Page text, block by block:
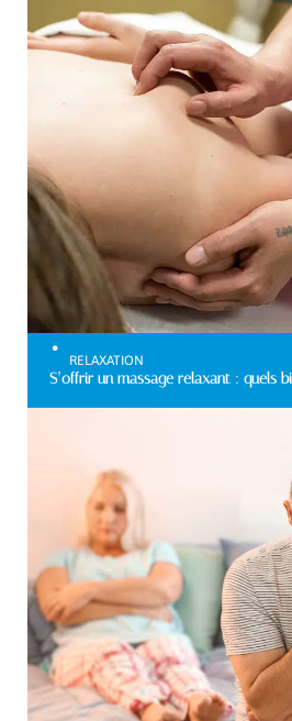
RELAXATION
S’offrir un massage relaxant : quels